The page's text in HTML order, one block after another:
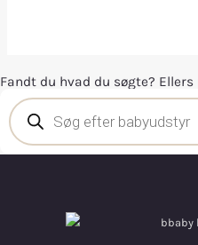
Fandt du hvad du søgte?